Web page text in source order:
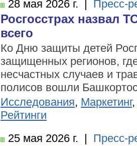
28 мая 2026 г. Пресс-
Росгосстрах назвал
всего
Ко Дню защиты детей
защищенных регионов,
несчастных случаев и
полисов вошли
Исследования, Маркетинг
Рейтинги
25 мая 2026 г. Пресс-